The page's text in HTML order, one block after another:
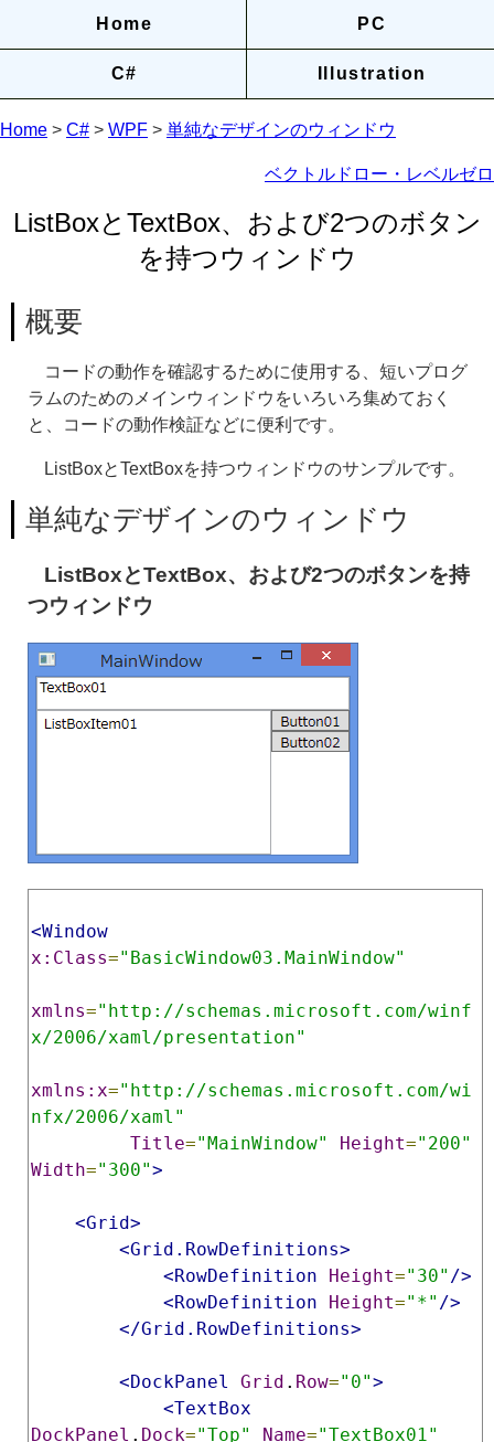
Home PC
C# Illustration
Home > C# > WPF > 単純なデザインのウィンドウ
ベクトルドロー・レベルゼロ
ListBoxとTextBox、および2つのボタン
を持つウィンドウ
概要
コードの動作を確認するために使用する、短いプログ
ラムのためのメインウィンドウをいろいろ集めておく
と、コードの動作検証などに便利です。
ListBoxとTextBoxを持つウィンドウのサンプルです。
単純なデザインのウィンドウ
ListBoxとTextBox、および2つのボタンを持
つウィンドウ
<Window
x:Class="BasicWindow03.MainWindow"
xmlns="http://schemas.microsoft.com/winf
x/2006/xaml/presentation"
xmlns:x="http://schemas.microsoft.com/wi
nfx/2006/xaml"
Title="MainWindow" Height="200"
Width="300">
<Grid>
<Grid.RowDefinitions>
<RowDefinition
Height="30" />
<RowDefinition
Height="*" />
</Grid.RowDefinitions>
<DockPanel Grid . Row="0">
<TextBox
DockPanel . Dock="Top" Name="TextBox01"